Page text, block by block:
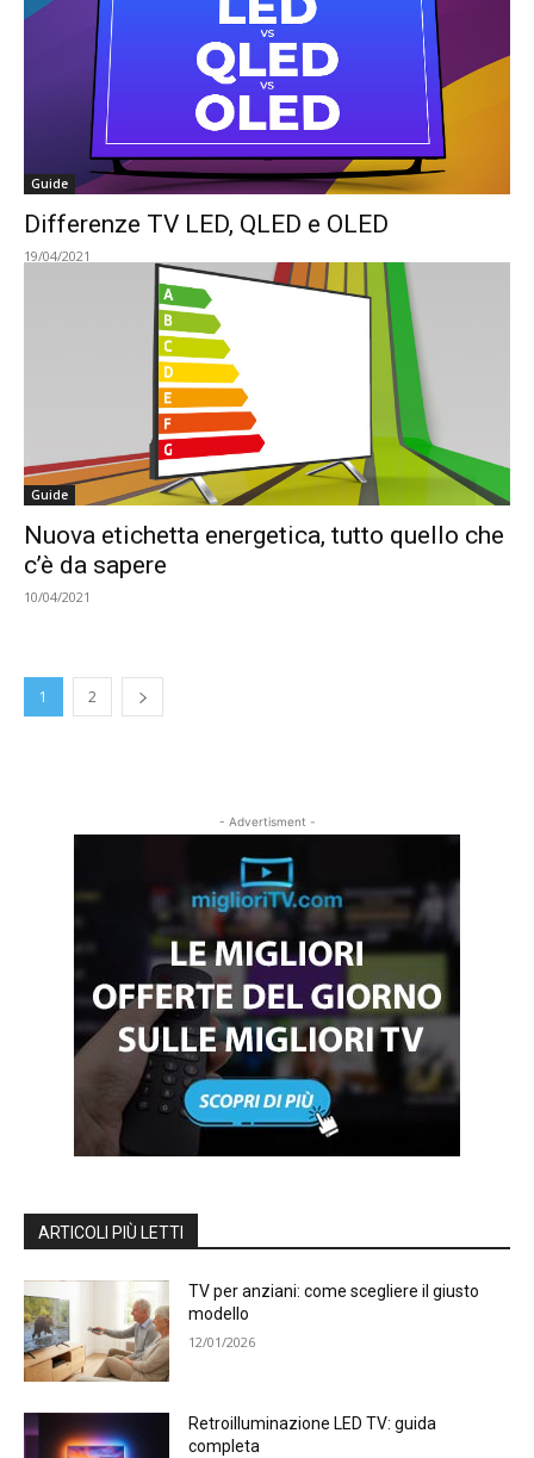
Guide
Differenze TV LED, QLED e OLED
19/04/2021
Guide
Nuova etichetta energetica, tutto quello che
c’è da sapere
10/04/2021
1 2
- Advertisment -
ARTICOLI PIÙ LETTI
TV per anziani: come scegliere il giusto
modello
12/01/2026
Retroilluminazione LED TV: guida
completa